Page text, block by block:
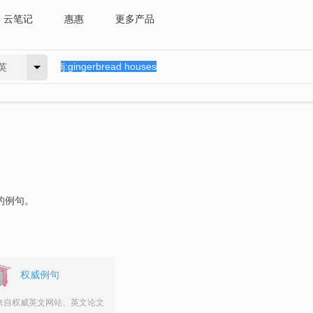
云笔记 惠惠 更多产品
例句。
权威例句
自权威英文网站、英文论文